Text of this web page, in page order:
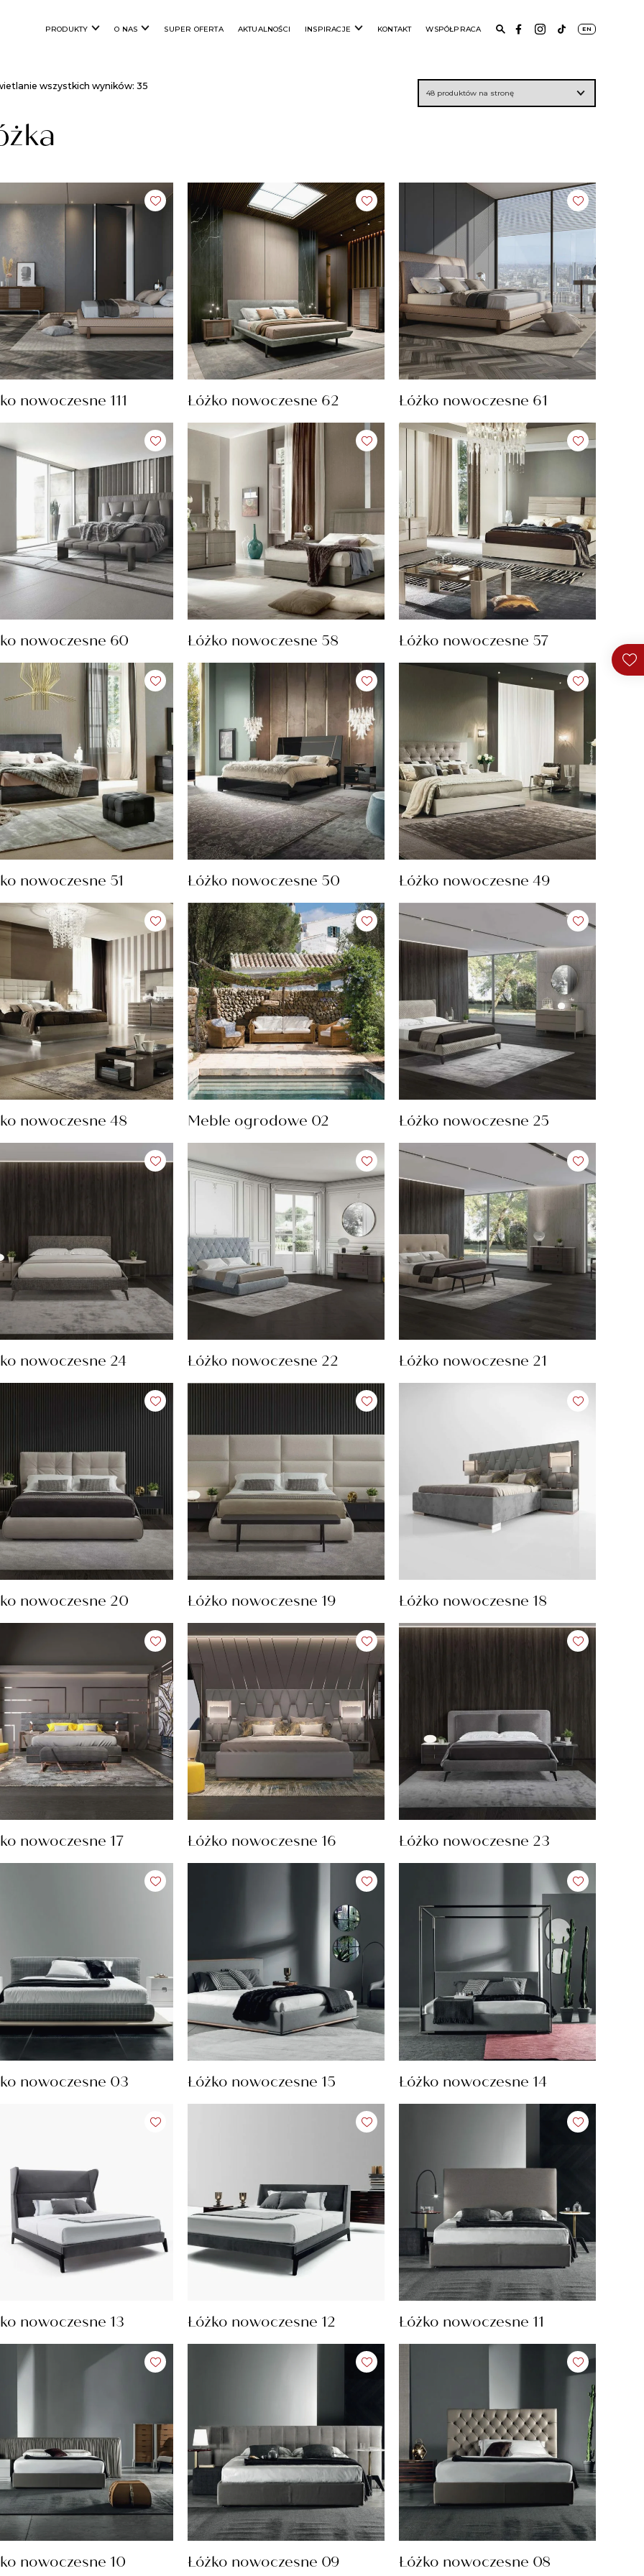
PRODUKTY O NAS SUPER OFERTA AKTUALNOŚCI INSPIRACJE KONTAKT WSPÓŁPRACA EN
wszystkich wyników: 35
nowoczesne 111 Łóżko nowoczesne 62 Łóżko nowoczesne 61
nowoczesne 60 Łóżko nowoczesne 58 Łóżko nowoczesne 57
nowoczesne 51 Łóżko nowoczesne 50 Łóżko nowoczesne 49
nowoczesne 48 Meble ogrodowe 02 Łóżko nowoczesne 25
nowoczesne 24 Łóżko nowoczesne 22 Łóżko nowoczesne 21
nowoczesne 20 Łóżko nowoczesne 19 Łóżko nowoczesne 18
nowoczesne 17 Łóżko nowoczesne 16 Łóżko nowoczesne 23
nowoczesne 03 Łóżko nowoczesne 15 Łóżko nowoczesne 14
nowoczesne 13 Łóżko nowoczesne 12 Łóżko nowoczesne 11
nowoczesne 10 Łóżko nowoczesne 09 Łóżko nowoczesne 08